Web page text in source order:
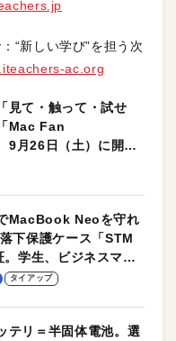
“新しい学び”を担う次
ac.org
見て・触って・試せ
Mac Fan
9月26日（土）に開催
MacBook Neoを守れ
下保護ケース「STM
学生、ビジネスマン
最適！
タイアップ
テリ＝半固体電池。選